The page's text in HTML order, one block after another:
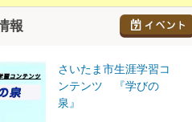
報
さいたま市生涯学習コ
ンテンツ 『学びの
泉』